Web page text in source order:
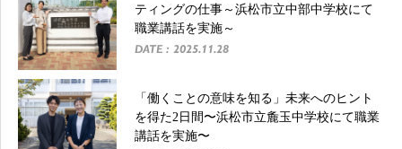
ティングの仕事～浜松市立中部中学校にて
職業講話を実施～
DATE : 2025.11.28
「働くことの意味を知る」未来へのヒント
を得た2日間〜浜松市立麁玉中学校にて職業
講話を実施〜